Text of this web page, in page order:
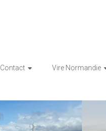
Contact Vire Normandie